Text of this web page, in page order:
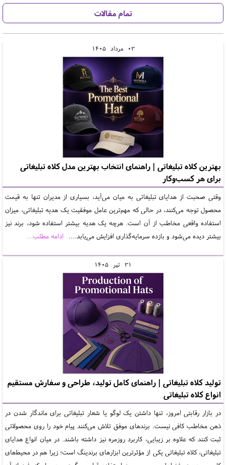
03 مرداد 1405
بهترین کلاه تبلیغاتی | راهنمای انتخاب بهترین مدل کلاه تبلیغاتی
برای هر کسب‌وکار
وقتی صحبت از هدایای تبلیغاتی به میان می‌آید، بسیاری از مدیران تنها به قیمت
محصول توجه می‌کنند، در حالی که مهم‌ترین عامل موفقیت یک هدیه تبلیغاتی، میزان
استفاده واقعی مخاطب از آن است. هرچه یک هدیه بیشتر استفاده شود، برند نیز
بیشتر دیده می‌شود و بازده سرمایه‌گذاری افزایش می‌یابد.... ادامه مطلب...
31 تير 1405
تولید کلاه تبلیغاتی | راهنمای کامل تولید، طراحی و سفارش مستقیم
انواع کلاه تبلیغاتی
در بازار رقابتی امروز، تنها داشتن یک لوگو یا شعار تبلیغاتی برای ماندگار شدن در
ذهن مخاطب کافی نیست. برندهای موفق تلاش می‌کنند پیام خود را روی محصولاتی
ثبت کنند که علاوه بر زیبایی، کاربرد روزمره نیز داشته باشند. در میان انواع هدایای
تبلیغاتی، کلاه تبلیغاتی یکی از مؤثرترین ابزارهای برندینگ است؛ زیرا هم در محیط‌های